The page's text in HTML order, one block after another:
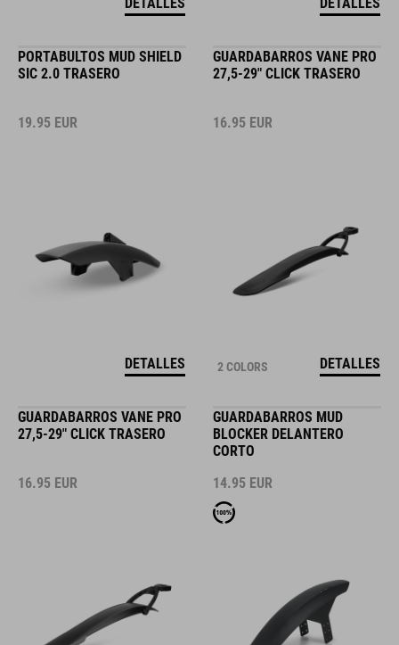
PORTABULTOS MUD SHIELD
SIC 2.0 TRASERO
19.95 EUR
DETALLES
GUARDABARROS VANE PRO
27,5-29" CLICK TRASERO
16.95 EUR
2 COLORS DETALLES
GUARDABARROS VANE PRO
27,5-29" CLICK TRASERO
16.95 EUR
GUARDABARROS MUD
BLOCKER DELANTERO
CORTO
14.95 EUR